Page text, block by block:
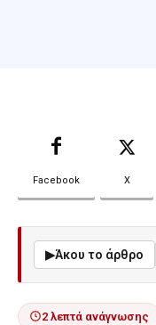
Facebook X
▶Άκου το άρθρο
2 λεπτά ανάγνωσης